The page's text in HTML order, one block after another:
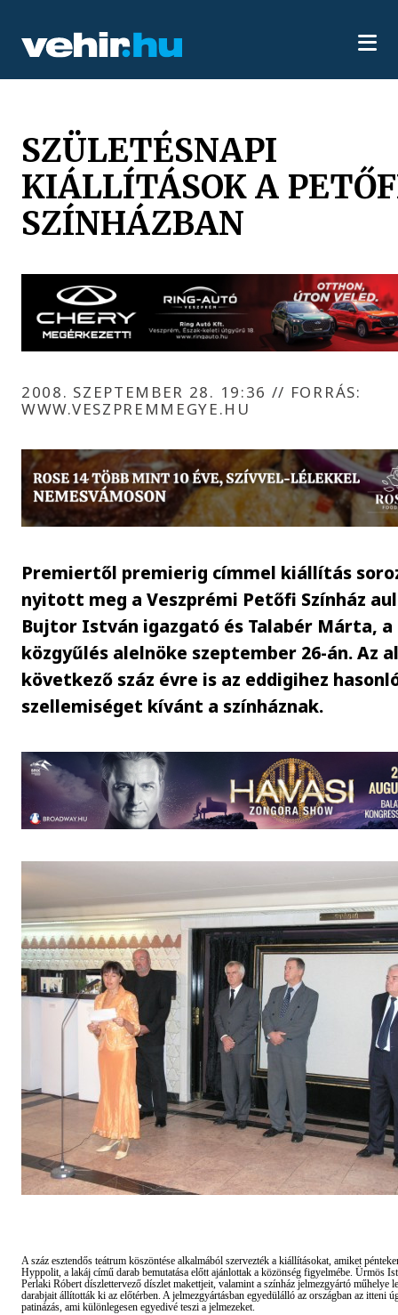
SZÜLETÉSNAPI
KIÁLLÍTÁSOK A
SZÍNHÁZBAN
2008. SZEPTEMBER 28. 19:36 // FORRÁS:
WWW.VESZPREMMEGYE.HU
Premiertől premierig címmel kiállítás
nyitott meg a Veszprémi Petőfi Színház
Bujtor István igazgató és Talabér Márta, a
közgyűlés alelnöke szeptember 26-án. Az
következő száz évre is az eddigihez
szellemiséget kívánt a színháznak.
A száz esztendős teátrum köszöntése alkalmából szervezték a kiállításokat, amiket
Hyppolit, a lakáj című darab bemutatása előtt ajánlottak a közönség figyelmébe. Ürmös
Perlaki Róbert díszlettervező díszlet makettjeit, valamint a színház jelmezgyártó műhelye
darabjait állították ki az előtérben. A jelmezgyártásban egyedülálló az országban az itteni
patinázás, ami különlegesen egyedivé teszi a jelmezeket.